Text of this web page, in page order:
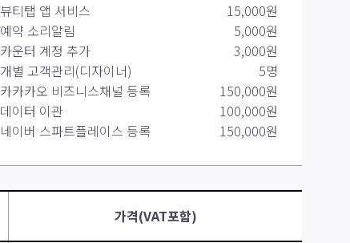
뷰티탭 앱 서비스
15,000원
예약 소리알림
5,000원
카운터 계정 추가
3,000원
개별 고객관리(디자이너)
5명
카카카오 비즈니스채널 등록
150,000원
데이터 이관
100,000원
네이버 스파트플레이스 등록
150,000원
가격(VAT포함)